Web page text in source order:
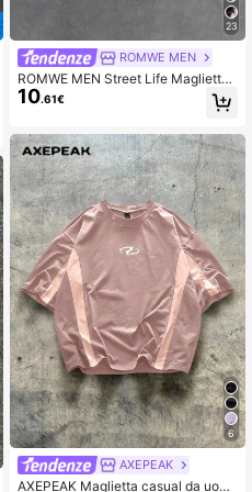
23
ROMWE MEN
ROMWE MEN Street Life Maglietta
a maniche corte da uomo con stam
pa grafica di Gesù, stile streetwear
10.61€
6
AXEPEAK
AXEPEAK Maglietta casual da uom